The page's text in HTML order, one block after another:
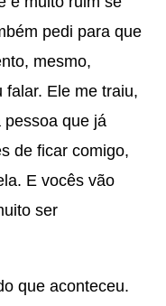
pedi para que
mesmo,
falar. Ele me traiu,
pessoa que já
de ficar comigo,
E vocês vão
ser
que aconteceu.